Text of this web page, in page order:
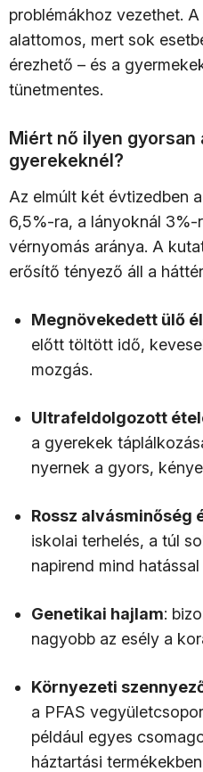
problémákhoz vezethet.
alattomos, mert sok
érezhető – és a
tünetmentes.
Miért nő ilyen gyorsan
gyerekeknél?
Az elmúlt két évtizedben
6,5%-ra, a lányoknál
vérnyomás aránya. A
erősítő tényező áll a
Megnövekedett ülő
előtt töltött idő,
mozgás.
Ultrafeldolgozott
a gyerekek
nyernek a gyors,
Rossz alvásminőség
iskolai terhelés, a túl
napirend mind
Genetikai hajlam:
nagyobb az esély a
Környezeti
a PFAS
például egyes
háztartási